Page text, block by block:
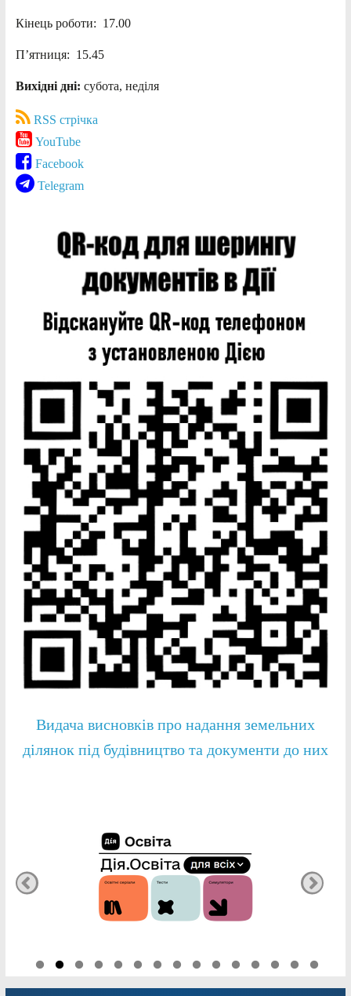
Кінець роботи: 17.00
П’ятниця: 15.45
Вихідні дні: субота, неділя
RSS стрічка
YouTube
Facebook
Telegram
Видача висновків про надання земельних
ділянок під будівництво та документи до них